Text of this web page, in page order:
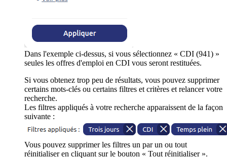
Dans l'exemple ci-dessus, si vous sélectionnez « CDI (941) »
seules les offres d'emploi en CDI vous seront restituées.
Si vous obtenez trop peu de résultats, vous pouvez supprimer
certains mots-clés ou certains filtres et critères et relancer votre
recherche.
Les filtres appliqués à votre recherche apparaissent de la façon
suivante :
Vous pouvez supprimer les filtres un par un ou tout
réinitialiser en cliquant sur le bouton « Tout réinitialiser ».